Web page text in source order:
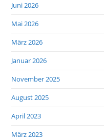
Juni 2026
Mai 2026
März 2026
Januar 2026
November 2025
August 2025
April 2023
März 2023